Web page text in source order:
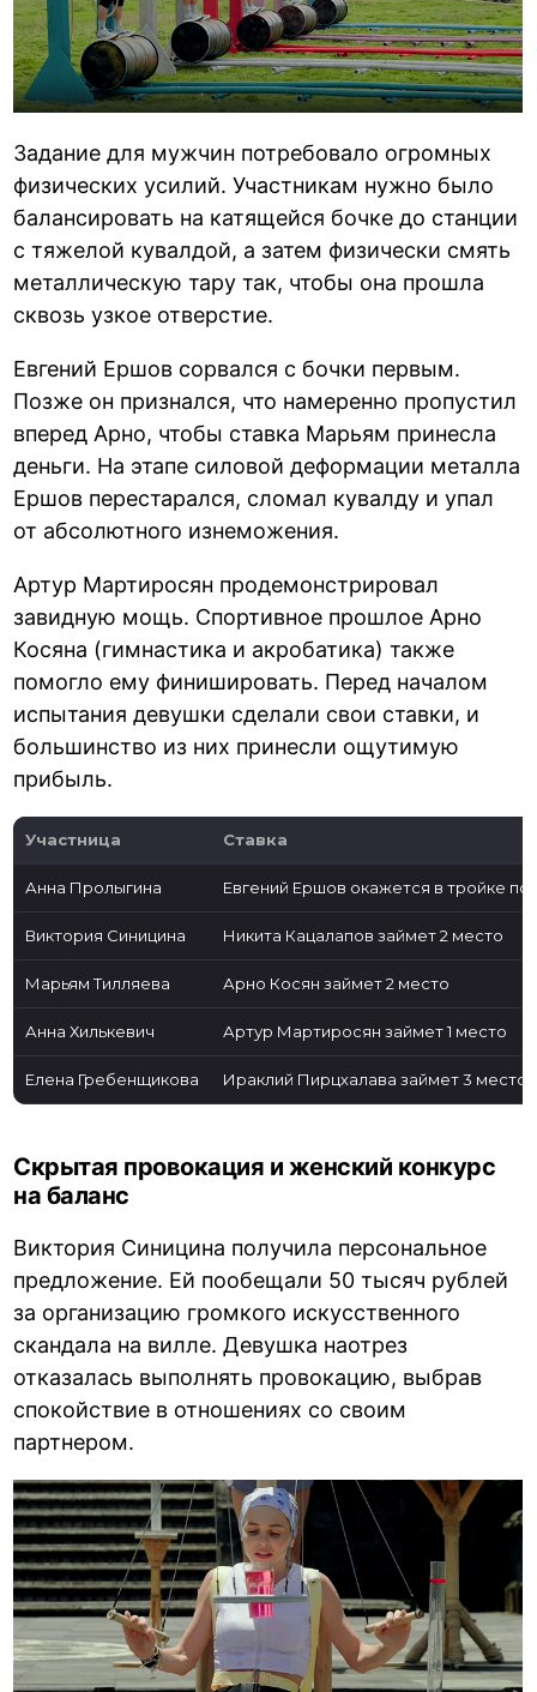
Задание для мужчин потребовало огромных
физических усилий. Участникам нужно было
балансировать на катящейся бочке до станции
с тяжелой кувалдой, а затем физически смять
металлическую тару так, чтобы она прошла
сквозь узкое отверстие.
Евгений Ершов сорвался с бочки первым.
Позже он признался, что намеренно пропустил
вперед Арно, чтобы ставка Марьям принесла
деньги. На этапе силовой деформации металла
Ершов перестарался, сломал кувалду и упал
от абсолютного изнеможения.
Артур Мартиросян продемонстрировал
завидную мощь. Спортивное прошлое Арно
Косяна (гимнастика и акробатика) также
помогло ему финишировать. Перед началом
испытания девушки сделали свои ставки, и
большинство из них принесли ощутимую
прибыль.
Участница Ставка
Анна Пролыгина Евгений Ершов окажется в тройке
Виктория Синицина Никита Кацалапов займет 2 место
Марьям Тилляева Арно Косян займет 2 место
Анна Хилькевич Артур Мартиросян займет 1 место
Елена Гребенщикова Ираклий Пирцхалава займет 3 место
Скрытая провокация и женский конкурс
на баланс
Виктория Синицина получила персональное
предложение. Ей пообещали 50 тысяч рублей
за организацию громкого искусственного
скандала на вилле. Девушка наотрез
отказалась выполнять провокацию, выбрав
спокойствие в отношениях со своим
партнером.